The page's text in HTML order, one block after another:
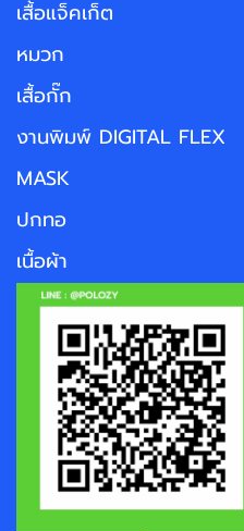
เสื้อแจ็คเก็ต
หมวก
เสื้อกั๊ก
งานพิมพ์ DIGITAL FLEX
MASK
ปกทอ
เนื้อผ้า